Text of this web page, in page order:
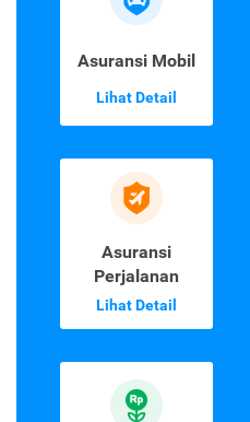
Asuransi Mobil
Lihat Detail
Asuransi
Perjalanan
Lihat Detail